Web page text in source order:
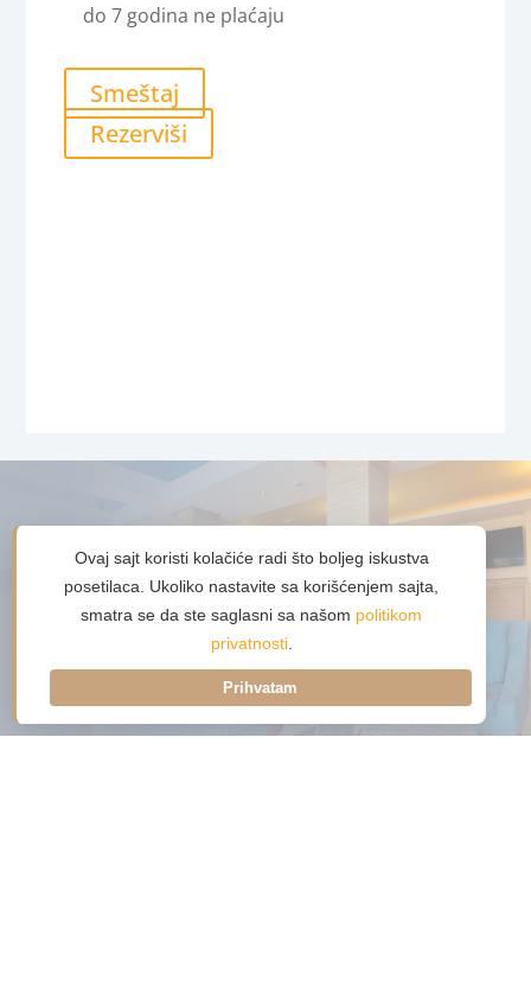
Ovaj sajt koristi kolačiće radi što boljeg iskustva
posetilaca. Ukoliko nastavite sa korišćenjem sajta,
smatra se da ste saglasni sa našom politikom
privatnosti.
Prihvatam
do 7 godina ne plaćaju
Smeštaj
Rezerviši
Imate pitanje?
Kontaktirajte nas